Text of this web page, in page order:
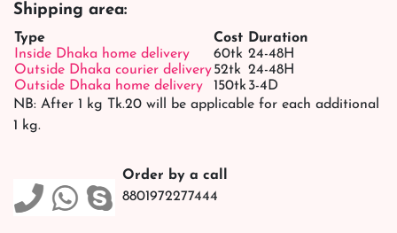
Shipping area:
Type Cost Duration
Inside Dhaka home delivery
60tk 24-48H
Outside Dhaka courier delivery52tk 24-48H
Outside Dhaka home delivery
150tk3-4D
NB: After 1 kg Tk.20 will be applicable for each additional
1 kg.
Order by a call
8801972277444